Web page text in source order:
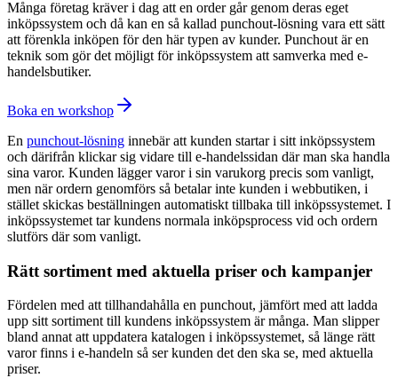
Många företag kräver i dag att en order går genom deras eget
inköpssystem och då kan en så kallad punchout-lösning vara ett sätt
att förenkla inköpen för den här typen av kunder. Punchout är en
teknik som gör det möjligt för inköpssystem att samverka med e-
handelsbutiker.
Boka en workshop
En punchout-lösning innebär att kunden startar i sitt inköpssystem
och därifrån klickar sig vidare till e-handelssidan där man ska handla
sina varor. Kunden lägger varor i sin varukorg precis som vanligt,
men när ordern genomförs så betalar inte kunden i webbutiken, i
stället skickas beställningen automatiskt tillbaka till inköpssystemet. I
inköpssystemet tar kundens normala inköpsprocess vid och ordern
slutförs där som vanligt.
Rätt sortiment med aktuella priser och kampanjer
Fördelen med att tillhandahålla en punchout, jämfört med att ladda
upp sitt sortiment till kundens inköpssystem är många. Man slipper
bland annat att uppdatera katalogen i inköpssystemet, så länge rätt
varor finns i e-handeln så ser kunden det den ska se, med aktuella
priser.